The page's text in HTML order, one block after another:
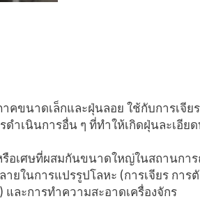
คขนาดเล็กและฝุ่นลอย ใช้กับการเจีย
ำเนินการอื่น ๆ ที่ทำให้เกิดฝุ่นละเอีย
อเศษที่ผสมกันขนาดใหญ่ในสถานกา
ยในการแปรรูปโลหะ (การเจียร การ
และการทำความสะอาดเครื่องจักร